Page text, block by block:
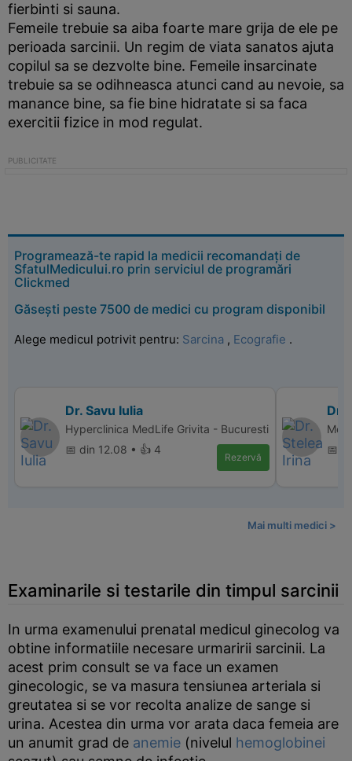
fierbinti si sauna.
Femeile trebuie sa aiba foarte mare grija de ele pe
perioada sarcinii. Un regim de viata sanatos ajuta
copilul sa se dezvolte bine. Femeile insarcinate
trebuie sa se odihneasca atunci cand au nevoie, sa
manance bine, sa fie bine hidratate si sa faca
exercitii fizice in mod regulat.
Programează-te rapid la medicii recomandați de
SfatulMedicului.ro prin serviciul de programări
Clickmed
Găsești peste 7500 de medici cu program disponibil
Alege medicul potrivit pentru: Sarcina , Ecografie .
Dr. Savu Iulia
Hyperclinica MedLife Grivita - Bucuresti
📅 din 12.08 • 👍 4
Rezervă
Dr.
📅
Mai multi medici >
Examinarile si testarile din timpul sarcinii
In urma examenului prenatal medicul ginecolog va
obtine informatiile necesare urmaririi sarcinii. La
acest prim consult se va face un examen
ginecologic, se va masura tensiunea arteriala si
greutatea si se vor recolta analize de sange si
urina. Acestea din urma vor arata daca femeia are
un anumit grad de anemie (nivelul hemoglobinei